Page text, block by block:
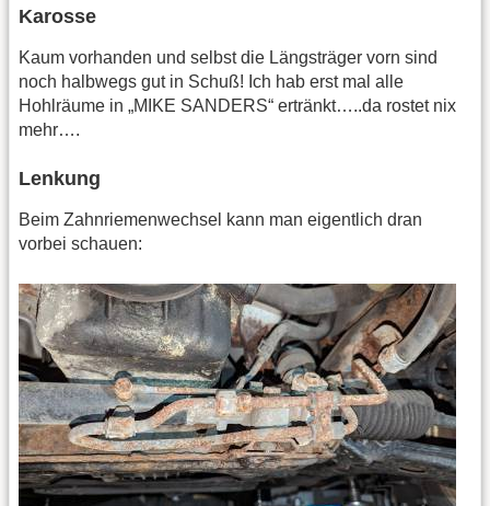
Karosse
Kaum vorhanden und selbst die Längsträger vorn sind
noch halbwegs gut in Schuß! Ich hab erst mal alle
Hohlräume in „MIKE SANDERS“ ertränkt…..da rostet nix
mehr….
Lenkung
Beim Zahnriemenwechsel kann man eigentlich dran
vorbei schauen: